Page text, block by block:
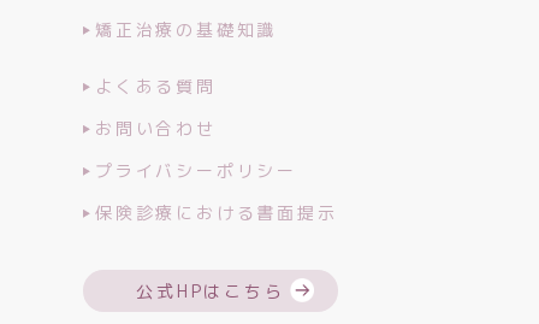
矯正治療の基礎知識
よくある質問
お問い合わせ
プライバシーポリシー
保険診療における書面提示
公式HPはこちら